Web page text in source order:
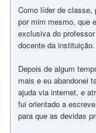
Como líder de classe,
por mim mesmo, que
exclusiva do
docente da instituição.
Depois de algum
mais e eu abandonei
ajuda via internet, e
fui orientado a
para que as devidas